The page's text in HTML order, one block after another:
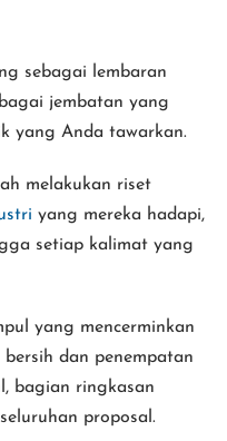
sebagai lembaran
jembatan yang
yang Anda tawarkan.
melakukan riset
yang mereka hadapi,
setiap kalimat yang
yang mencerminkan
dan penempatan
bagian ringkasan
proposal.